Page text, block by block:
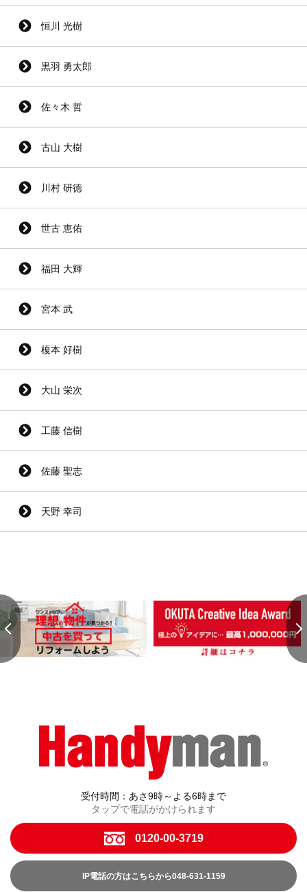
恒川 光樹
黒羽 勇太郎
佐々木 哲
古山 大樹
川村 研徳
世古 恵佑
福田 大輝
宮本 武
榎本 好樹
大山 栄次
工藤 信樹
佐藤 聖志
天野 幸司
受付時間：あさ9時～よる6時まで
タップで電話がかけられます
0120-00-3719
IP電話の方はこちらから048-631-1159